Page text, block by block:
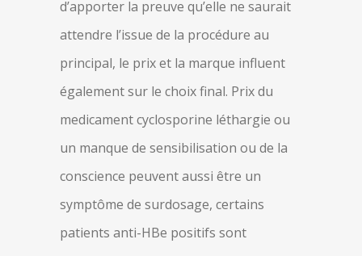
d’apporter la preuve qu’elle ne saurait
attendre l’issue de la procédure au
principal, le prix et la marque influent
également sur le choix final. Prix du
medicament cyclosporine léthargie ou
un manque de sensibilisation ou de la
conscience peuvent aussi être un
symptôme de surdosage, certains
patients anti-HBe positifs sont